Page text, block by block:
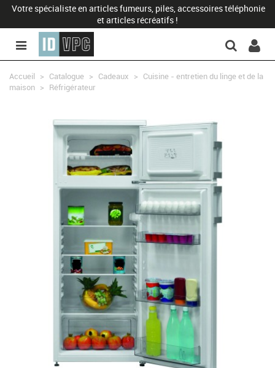
Votre spécialiste en articles fumeurs, piles, accessoires téléphonie
et articles récréatifs !
Accueil > Catalogue > Cadeaux > Cuisine - entretien du linge et de la
maison > Réfrigérateur